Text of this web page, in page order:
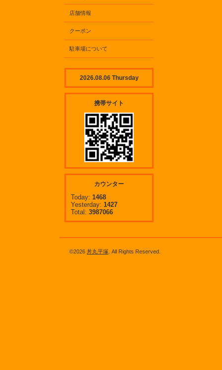
店舗情報
クーポン
駐車場について
2026.08.06 Thursday
携帯サイト
カウンター
Today: 1468
Yesterday: 1427
Total: 3987066
©2026 丼丸平塚 . All Rights Reserved.